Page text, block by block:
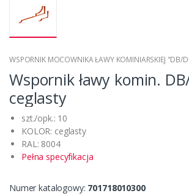
WSPORNIK MOCOWNIKA ŁAWY KOMINIARSKIEJ "DB/
Wspornik ławy komin.
ceglasty
szt./opk.: 10
KOLOR: ceglasty
RAL: 8004
Pełna specyfikacja
Numer katalogowy: 701718010300